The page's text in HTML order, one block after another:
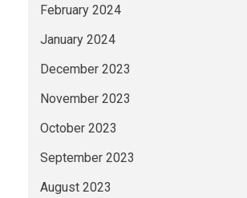
February 2024
January 2024
December 2023
November 2023
October 2023
September 2023
August 2023